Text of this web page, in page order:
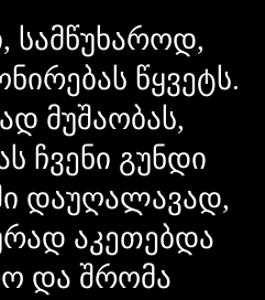
სამწუხაროდ,
წყვეტს.
მუშაობას,
ჩვენი გუნდი
დაუღალავად,
აკეთებდა
და შრომა